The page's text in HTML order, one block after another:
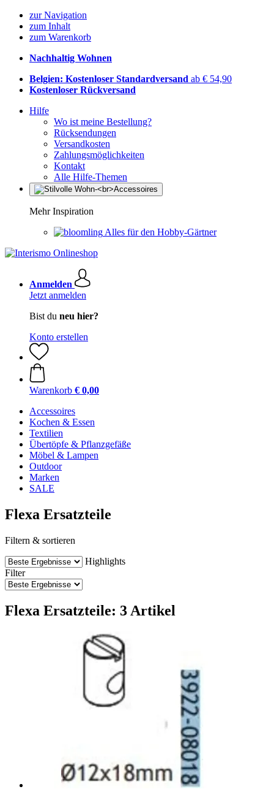
zur Navigation
zum Inhalt
zum Warenkorb
Nachhaltig Wohnen
Belgien: Kostenloser Standardversand ab € 54,90
Kostenloser Rückversand
Hilfe
Wo ist meine Bestellung?
Rücksendungen
Versandkosten
Zahlungsmöglichkeiten
Kontakt
Alle Hilfe-Themen
Mehr Inspiration
Alles für den Hobby-Gärtner
Anmelden
Jetzt anmelden
Bist du neu hier?
Konto erstellen
Warenkorb € 0,00
Accessoires
Kochen & Essen
Textilien
Übertöpfe & Pflanzgefäße
Möbel & Lampen
Outdoor
Marken
SALE
Flexa Ersatzteile
Filtern & sortieren
Highlights
Filter
Flexa Ersatzteile: 3 Artikel